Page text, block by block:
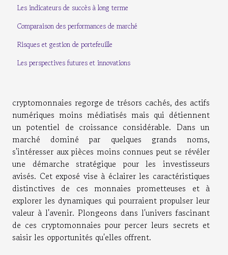
Les indicateurs de succès à long terme
Comparaison des performances de marché
Risques et gestion de portefeuille
Les perspectives futures et innovations
cryptomonnaies regorge de trésors cachés, des actifs
numériques moins médiatisés mais qui détiennent
un potentiel de croissance considérable. Dans un
marché dominé par quelques grands noms,
s'intéresser aux pièces moins connues peut se révéler
une démarche stratégique pour les investisseurs
avisés. Cet exposé vise à éclairer les caractéristiques
distinctives de ces monnaies prometteuses et à
explorer les dynamiques qui pourraient propulser leur
valeur à l'avenir. Plongeons dans l'univers fascinant
de ces cryptomonnaies pour percer leurs secrets et
saisir les opportunités qu'elles offrent.